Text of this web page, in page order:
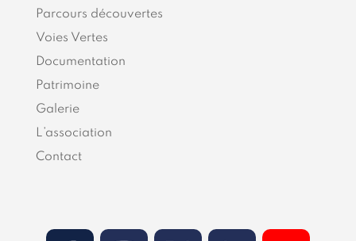
Parcours découvertes
Voies Vertes
Documentation
Patrimoine
Galerie
L’association
Contact